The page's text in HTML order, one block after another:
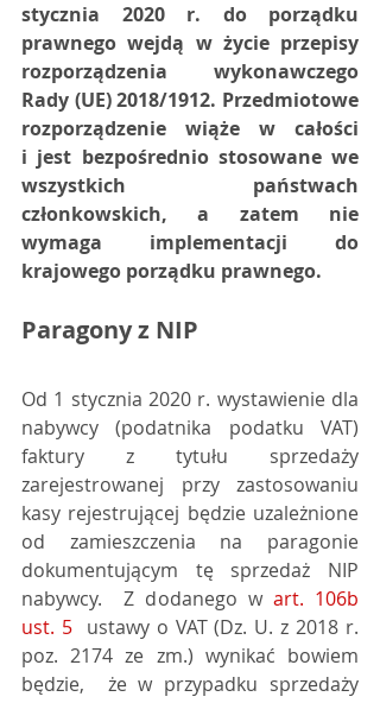
stycznia 2020 r. do porządku
prawnego wejdą w życie przepisy
rozporządzenia wykonawczego
Rady (UE) 2018/1912. Przedmiotowe
rozporządzenie wiąże w całości
i jest bezpośrednio stosowane we
wszystkich państwach
członkowskich, a zatem nie
wymaga implementacji do
krajowego porządku prawnego.
Paragony z NIP
Od 1 stycznia 2020 r. wystawienie dla
nabywcy (podatnika podatku VAT)
faktury z tytułu sprzedaży
zarejestrowanej przy zastosowaniu
kasy rejestrującej będzie uzależnione
od zamieszczenia na paragonie
dokumentującym tę sprzedaż NIP
nabywcy.  Z dodanego w art. 106b
ust. 5
  ustawy o VAT (Dz. U. z 2018 r.
poz. 2174 ze zm.) wynikać bowiem
będzie,  że w przypadku sprzedaży